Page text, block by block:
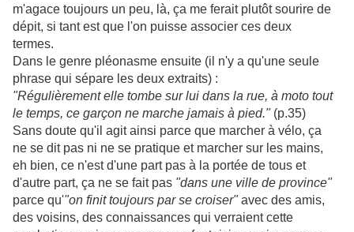
m'agace toujours un peu, là, ça me ferait plutôt sourire de
dépit, si tant est que l'on puisse associer ces deux
termes.
Dans le genre pléonasme ensuite (il n'y a qu'une seule
phrase qui sépare les deux extraits) :
"Régulièrement elle tombe sur lui dans la rue, à moto tout
le temps, ce garçon ne marche jamais à pied."(p.35)
Sans doute qu'il agit ainsi parce que marcher à vélo, ça
ne se dit pas ni ne se pratique et marcher sur les mains,
eh bien, ce n'est d'une part pas à la portée de tous et
d'autre part, ça ne se fait pas "dans une ville de province"
parce qu'"on finit toujours par se croiser"avec des amis,
des voisins, des connaissances qui verraient cette